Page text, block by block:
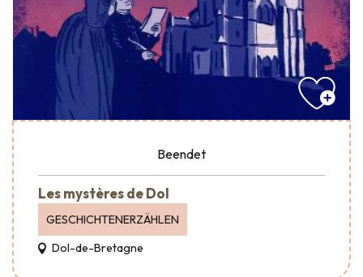
Beendet
Les mystères de Dol
GESCHICHTENERZÄHLEN
Dol-de-Bretagne